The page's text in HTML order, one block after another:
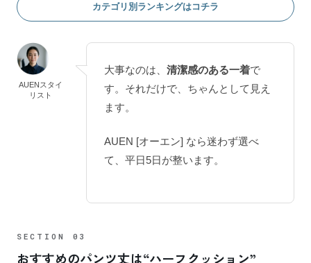
カテゴリ別ランキングはコチラ
AUENスタイ
リスト
大事なのは、清潔感のある一着で
す。それだけで、ちゃんとして見え
ます。
AUEN [オーエン] なら迷わず選べ
て、平日5日が整います。
おすすめのパンツ丈は“ハーフクッション”